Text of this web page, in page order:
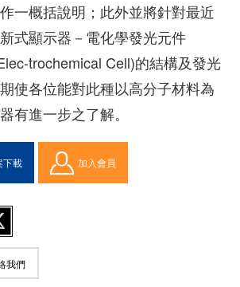
一概括說明；此外並將針對最近
式顯示器－電化學發光元件
trochemical Cell)的結構及發光
使各位能對此種以高分子材料為
有進一步之了解。
下載 加入會員
我們